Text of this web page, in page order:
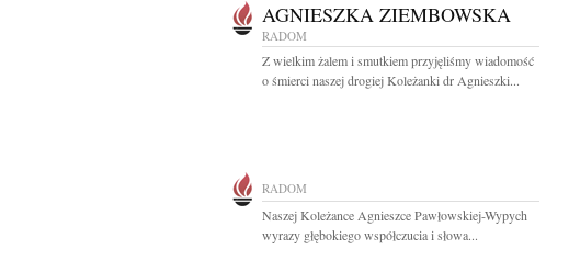
AGNIESZKA ZIEMBOWSKA
RADOM
Z wielkim żalem i smutkiem przyjęliśmy wiadomość
o śmierci naszej drogiej Koleżanki dr Agnieszki...
RADOM
Naszej Koleżance Agnieszce Pawłowskiej-Wypych
wyrazy głębokiego współczucia i słowa...